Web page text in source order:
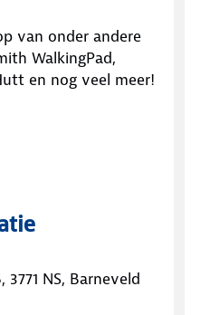
van onder andere
WalkingPad,
en nog veel meer!
3771 NS, Barneveld